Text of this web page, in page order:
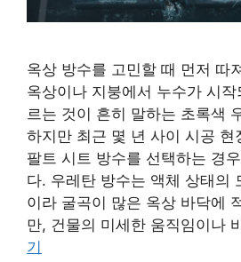
옥상 방수를 고민할 때 먼저 따
옥상이나 지붕에서 누수가 시
르는 것이 흔히 말하는 초록색
하지만 최근 몇 년 사이 시공 현
팔트 시트 방수를 선택하는 경
다. 우레탄 방수는 액체 상태의
이라 굴곡이 많은 옥상 바닥에
만, 건물의 미세한 움직임이나
기